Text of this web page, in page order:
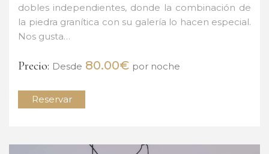
dobles independientes, donde la combinación de
la piedra granítica con su galería lo hacen especial.
Nos gusta…
Precio: Desde 80.00€ por noche
Reservar